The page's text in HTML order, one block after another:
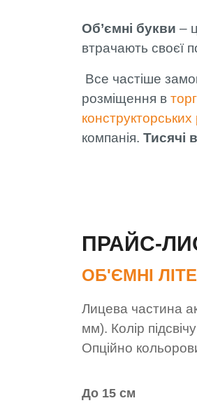
Об’ємні букви –
втрачають своєї
Все частіше
розміщення в
конструкторських
компанія. Тисячі
ПРАЙС-
ОБ'ЄМНІ
Лицева частина
мм). Колір
Опційно
До 15 см